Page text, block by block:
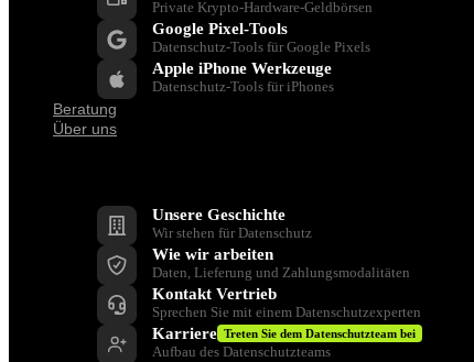
Private Krypto-Hardware-Geldbörsen
Google Pixel-Tools
Datenschutz-Tools für Google Pixels
Apple iPhone Werkzeuge
Datenschutz-Tools für iPhones
Beratung
Über uns
Unsere Geschichte
Wir stehen für Datenschutz
Wie wir arbeiten
Daten, Lieferung und Zahlungsmodalitäten
Kontakt Vertrieb
Sprechen Sie mit einem Datenschutzexperten
Karriere Treten Sie dem Datenschutzteam bei
Aufbau des Datenschutzteams